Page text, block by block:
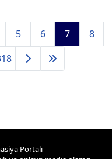
5 6 7
8
Portalı